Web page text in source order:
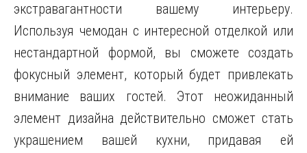
экстравагантности вашему интерьеру.
Используя чемодан с интересной отделкой или
нестандартной формой, вы сможете создать
фокусный элемент, который будет привлекать
внимание ваших гостей. Этот неожиданный
элемент дизайна действительно сможет стать
украшением вашей кухни, придавая ей